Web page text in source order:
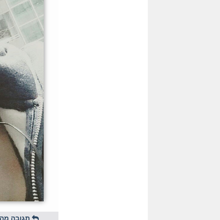
תגובה